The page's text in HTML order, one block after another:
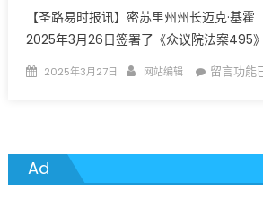
问
责
权
民
【圣路易时报讯】密苏里州州长迈克·基
2025年3月26日签署了《众议院法案495》
Posted
2025年3月27日 Author
网站编辑
在
天
留言功能
Ad